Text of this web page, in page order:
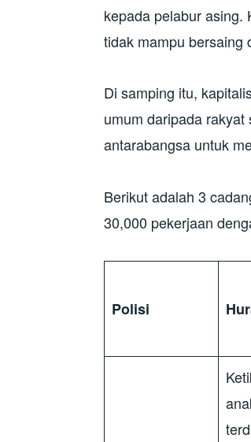
kepada pelabur asing.
tidak mampu bersaing
Di samping itu,
umum daripada
antarabangsa untuk
Berikut adalah 3
30,000 pekerjaan
Polisi